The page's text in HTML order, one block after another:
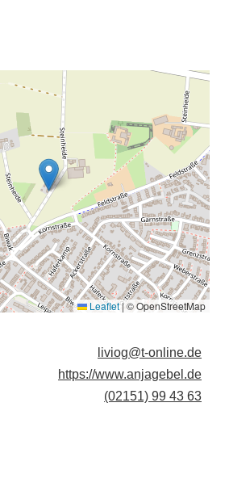
Leaflet|© OpenStreetMap
liviog@t-online.de
https://www.anjagebel.de
(02151) 99 43 63